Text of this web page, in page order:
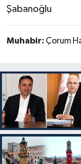
Şabanoğlu
Muhabir: Çorum